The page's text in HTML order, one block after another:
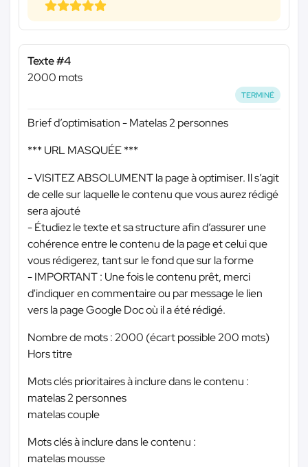
Texte #4
2000 mots
TERMINÉ
Brief d’optimisation - Matelas 2 personnes
*** URL MASQUÉE ***
- VISITEZ ABSOLUMENT la page à optimiser. Il s’agit
de celle sur laquelle le contenu que vous aurez rédigé
sera ajouté
- Étudiez le texte et sa structure afin d’assurer une
cohérence entre le contenu de la page et celui que
vous rédigerez, tant sur le fond que sur la forme
- IMPORTANT : Une fois le contenu prêt, merci
d'indiquer en commentaire ou par message le lien
vers la page Google Doc où il a été rédigé.
Nombre de mots : 2000 (écart possible 200 mots)
Hors titre
Mots clés prioritaires à inclure dans le contenu :
matelas 2 personnes
matelas couple
Mots clés à inclure dans le contenu :
matelas mousse